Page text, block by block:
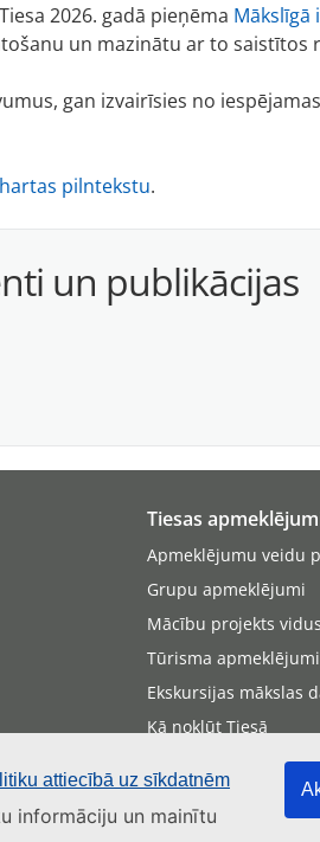
attiecībā uz sīkdatnēm
informāciju un mainītu
2026. gadā pieņēma Mākslīgā
un mazinātu ar to saistītos
gan izvairīsies no
pilntekstu.
un publikācijas
Tiesas
Apmeklējumu veidu
Grupu apmeklējumi
Mācību projekts
Tūrisma apmeklējumi
Ekskursijas mākslas
Kā nokļūt Tiesā
Tiesas sēžu